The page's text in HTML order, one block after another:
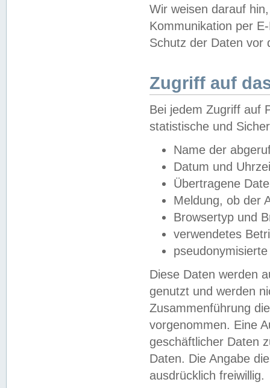
Wir weisen darauf
Kommunikation per
Schutz der Daten vor
Zugriff auf
Bei jedem Zugriff auf
statistische und
Name der
Datum und
Übertragene
Meldung, ob der
Browsertyp und
verwendetes
Diese Daten werden
genutzt und werden
Zusammenführung
vorgenommen. Eine
geschäftlicher Daten
Daten. Die Angabe
ausdrücklich freiwillig.